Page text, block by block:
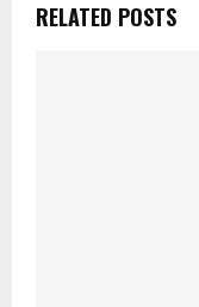
RELATED POSTS